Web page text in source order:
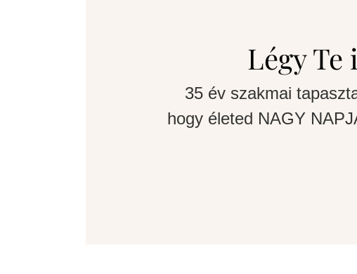
Légy Te
35 év szakmai
hogy életed NAGY